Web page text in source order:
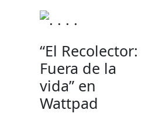
“El Recolector:
Fuera de la
vida” en
Wattpad